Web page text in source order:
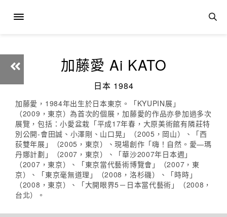
加藤愛 Ai KATO
日本 1984
加藤愛，1984年出生於日本東京。「KYUPIN展」
（2009，東京）為首次的個展，加藤愛的作品亦參加過多次
展覽，包括：小愛盆栽「平成17年春，大原美術館有隣莊特
別公開-會田誠、小澤剛、山口晃」（2005，岡山）、「西
荻雙年展」（2005，東京）、現場創作「嗨！自然。愛—瑪
丹娜計劃」（2007，東京）、「華沙2007年日本週」
（2007，東京）、「東京當代藝術博覽會」（2007，東
京）、「東京毫無道理」（2008，洛杉磯）、「時時」
（2008，東京）、「大開眼界5－日本當代藝術」（2008，
台北）。